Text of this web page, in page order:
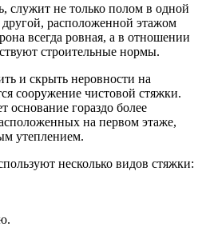
служит не только полом в одной
расположенной этажом
всегда ровная, а в отношении
строительные нормы.
и скрыть неровности на
сооружение чистовой стяжки.
основание гораздо более
на первом этаже,
утеплением.
несколько видов стяжки: